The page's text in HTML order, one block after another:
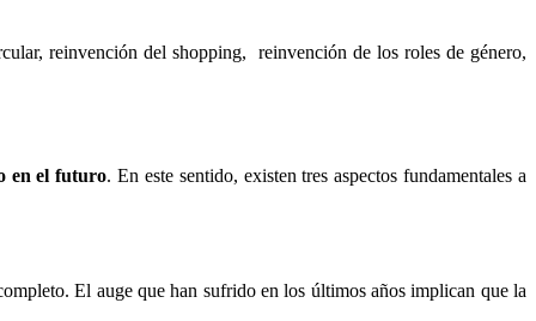
reinvención del shopping, reinvención de los roles de género,
en el futuro. En este sentido, existen tres aspectos fundamentales a
El auge que han sufrido en los últimos años implican que la